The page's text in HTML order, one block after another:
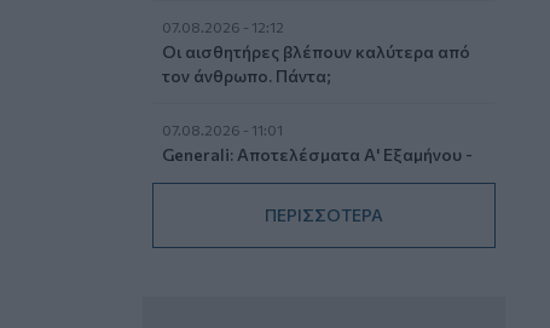
07.08.2026 - 12:12
Οι αισθητήρες βλέπουν καλύτερα από
τον άνθρωπο. Πάντα;
07.08.2026 - 11:01
Generali: Αποτελέσματα Α' Εξαμήνου -
Εξαιρετική ανάπτυξη στα Λειτουργικά
Αποτελέσματα με συμβολή από όλες
τις επιχειρηματικές δραστηριότητες
ΠΕΡΙΣΣΟΤΕΡΑ